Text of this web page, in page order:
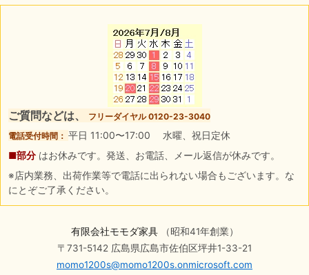
ご質問などは、
フリーダイヤル 0120-23-3040
電話受付時間： 平日 11:00〜17:00 水曜、祝日定休
■部分 はお休みです。発送、お電話、メール返信が休みです。
※店内業務、出荷作業等で電話に出られない場合もございます。な
にとぞご了承ください。
有限会社モモダ家具（昭和41年創業）
〒731-5142 広島県広島市佐伯区坪井1-33-21
momo1200s@momo1200s.onmicrosoft.com